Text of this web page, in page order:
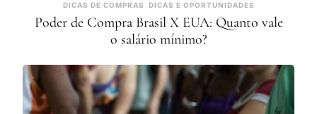
DICAS DE COMPRAS DICAS E OPORTUNIDADES
Poder de Compra Brasil X EUA: Quanto vale
o salário mínimo?